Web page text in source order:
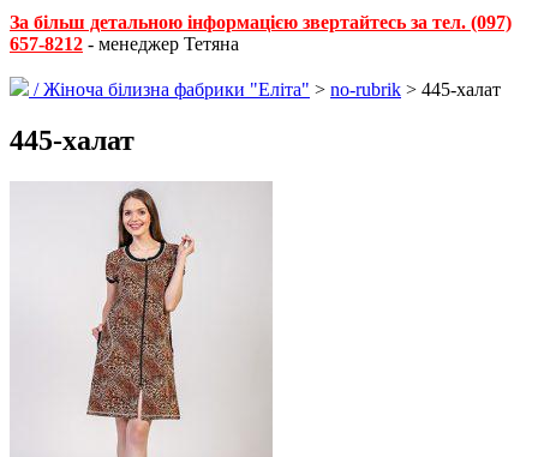
За більш детальною інформацією звертайтесь за тел. (097)
657-8212 - менеджер Тетяна
/Жіноча білизна фабрики "Еліта" > no-rubrik > 445-халат
445-халат